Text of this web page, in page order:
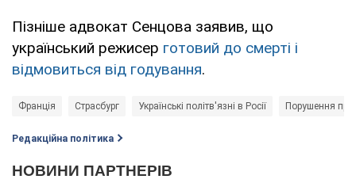
Пізніше адвокат Сенцова заявив, що
український режисер готовий до смерті і
відмовиться від годування.
Франція Страсбург Українські політв'язні в Росії Порушення
Редакційна політика